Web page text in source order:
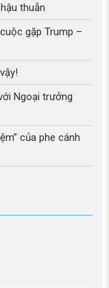
thuẫn
gặp Trump –
Ngoại trưởng
của phe cánh